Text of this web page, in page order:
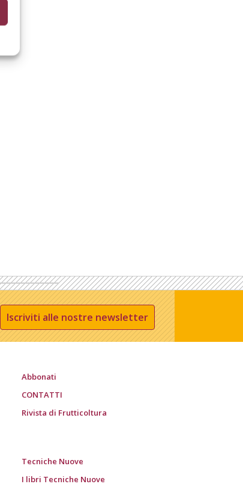
Iscriviti alle nostre newsletter
Abbonati
CONTATTI
Rivista di Frutticoltura
Tecniche Nuove
I libri Tecniche Nuove